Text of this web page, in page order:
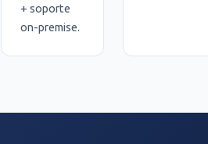
+ soporte
on-premise.